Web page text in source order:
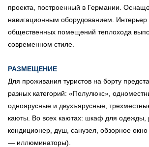
проекта, построенный в Германии.
навигационным оборудованием. Интерьер
общественных помещений теплохода
современном стиле.
РАЗМЕЩЕНИЕ
Для проживания туристов на борту
разных категорий: «Полулюкс»,
одноярусные и двухъярусные,
каюты. Во всех каютах: шкаф для одежды,
кондиционер, душ, санузел, обзорное
— иллюминаторы).